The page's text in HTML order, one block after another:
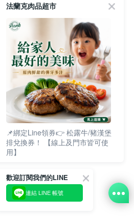
法蘭克肉品超市
📌綁定Line領券👉 松露牛/豬漢堡
排兌換券！ 【線上及門市皆可使
用】
歡迎訂閱我們的LINE
連結 LINE 帳號